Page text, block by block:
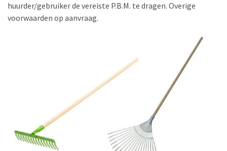
huurder/gebruiker de vereiste P.B.M. te dragen. Overige
voorwaarden op aanvraag.